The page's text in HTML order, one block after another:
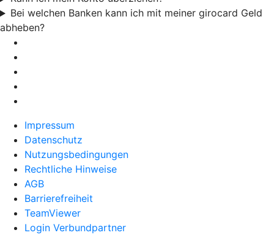
Bei welchen Banken kann ich mit meiner girocard Geld
abheben?
Impressum
Datenschutz
Nutzungsbedingungen
Rechtliche Hinweise
AGB
Barrierefreiheit
TeamViewer
Login Verbundpartner